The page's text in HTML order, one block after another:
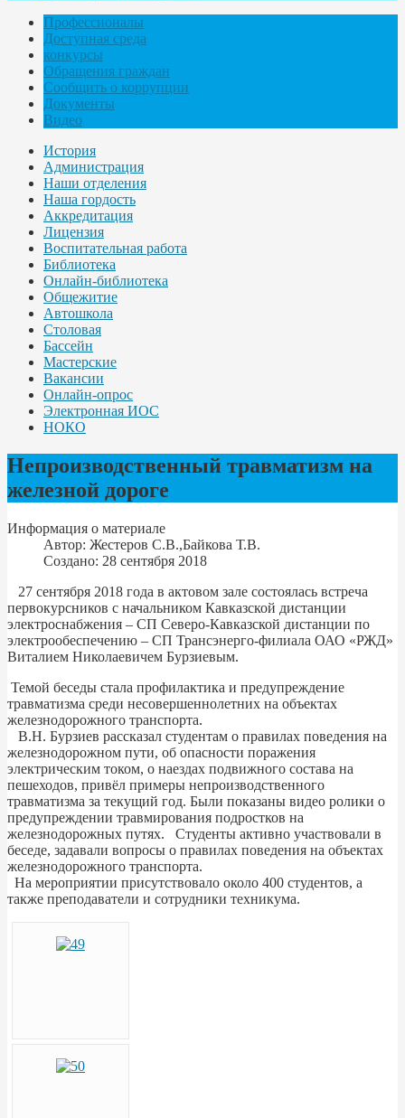
Профессионалы
Доступная среда
конкурсы
Обращения граждан
Сообщить о коррупции
Документы
Видео
История
Администрация
Наши отделения
Наша гордость
Аккредитация
Лицензия
Воспитательная работа
Библиотека
Онлайн-библиотека
Общежитие
Автошкола
Столовая
Бассейн
Мастерские
Вакансии
Онлайн-опрос
Электронная ИОС
НОКО
Непроизводственный травматизм на
железной дороге
Информация о материале
Автор: Жестеров С.В.,Байкова Т.В.
Создано: 28 сентября 2018
27 сентября 2018 года в актовом зале состоялась встреча
первокурсников с начальником Кавказской дистанции
электроснабжения – СП Северо-Кавказской дистанции по
электрообеспечению – СП Трансэнерго-филиала ОАО «РЖД»
Виталием Николаевичем Бурзиевым.
Темой беседы стала профилактика и предупреждение
травматизма среди несовершеннолетних на объектах
железнодорожного транспорта.
В.Н. Бурзиев рассказал студентам о правилах поведения на
железнодорожном пути, об опасности поражения
электрическим током, о наездах подвижного состава на
пешеходов, привёл примеры непроизводственного
травматизма за текущий год. Были показаны видео ролики о
предупреждении травмирования подростков на
железнодорожных путях. Студенты активно участвовали в
беседе, задавали вопросы о правилах поведения на объектах
железнодорожного транспорта.
На мероприятии присутствовало около 400 студентов, а
также преподаватели и сотрудники техникума.